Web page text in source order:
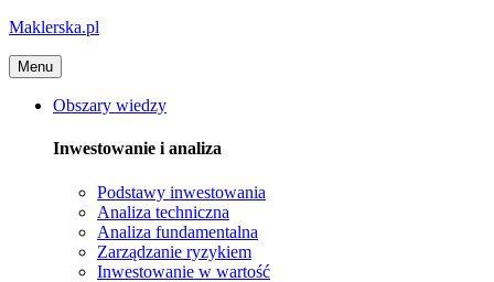
Maklerska.pl
Menu
Obszary wiedzy
Inwestowanie i analiza
Podstawy inwestowania
Analiza techniczna
Analiza fundamentalna
Zarządzanie ryzykiem
Inwestowanie w wartość